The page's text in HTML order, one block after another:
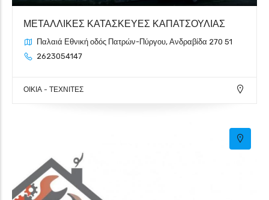
ΜΕΤΑΛΛΙΚΕΣ ΚΑΤΑΣΚΕΥΕΣ KΑΠΑΤΣΟΥΛΙΑΣ
Παλαιά Εθνική οδός Πατρών-Πύργου, Ανδραβίδα 270 51
2623054147
ΟΙΚΙΑ - ΤΕΧΝΙΤΕΣ